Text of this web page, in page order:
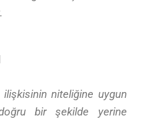
ilişkisinin niteliğine uygun
bir şekilde yerine